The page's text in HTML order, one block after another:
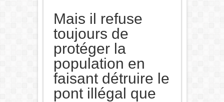
Mais il refuse
toujours de
protéger la
population en
faisant détruire le
pont illégal que